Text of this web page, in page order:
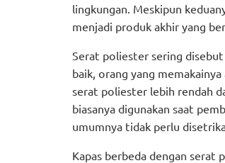
lingkungan. Meskipun
menjadi produk akhir yang
Serat poliester sering
baik, orang yang
serat poliester lebih rendah
biasanya digunakan saat
umumnya tidak perlu
Kapas berbeda dengan serat